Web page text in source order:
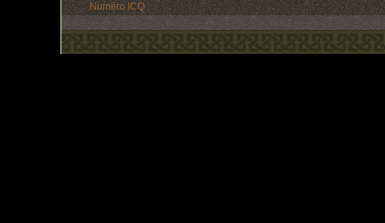
Numéro ICQ :